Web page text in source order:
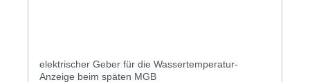
elektrischer Geber für die Wassertemperatur-
Anzeige beim späten MGB